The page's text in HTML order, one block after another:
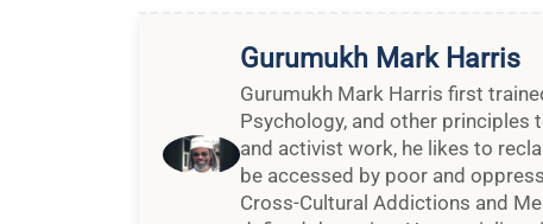
Gurumukh Mark Harris
Gurumukh Mark Harris first
Psychology, and other
and activist work, he likes to
be accessed by poor and
Cross-Cultural Addictions and